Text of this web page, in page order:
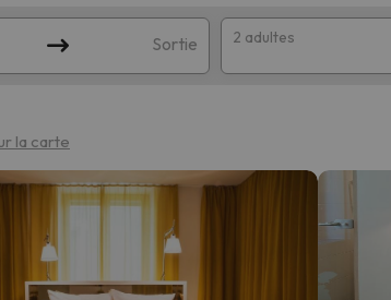
Sortie 2 adultes
la carte